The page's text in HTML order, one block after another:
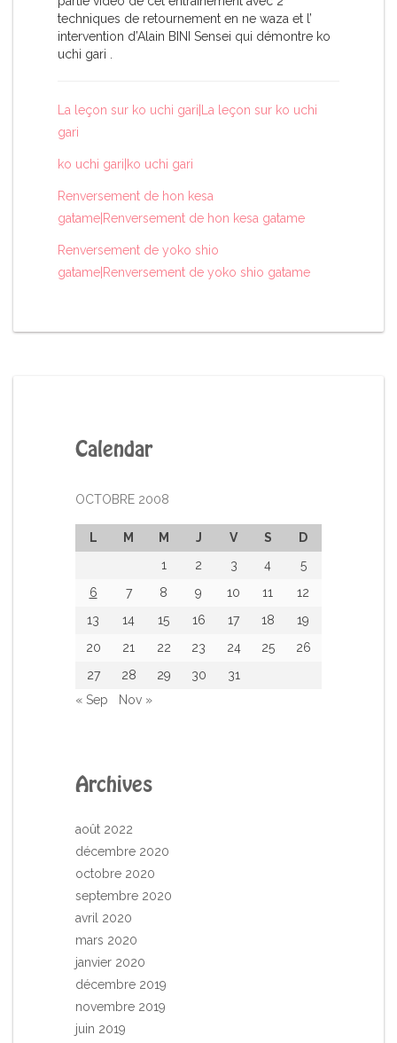
techniques de retournement en ne waza et l’
intervention d’Alain BINI Sensei qui démontre ko
uchi gari .
La leçon sur ko uchi gari|La leçon sur ko uchi
gari
ko uchi gari|ko uchi gari
Renversement de hon kesa
gatame|Renversement de hon kesa gatame
Renversement de yoko shio
gatame|Renversement de yoko shio gatame
Calendar
OCTOBRE 2008
L M M J V S
D
1
2 3 4
5
6
7 8 9 10 11
12
13
14 15 16 17 18
19
20
21 22 23 24 25
26
27
28 29 30
31
« Sep
Nov »
Archives
août 2022
décembre 2020
octobre 2020
septembre 2020
avril 2020
mars 2020
janvier 2020
décembre 2019
novembre 2019
juin 2019